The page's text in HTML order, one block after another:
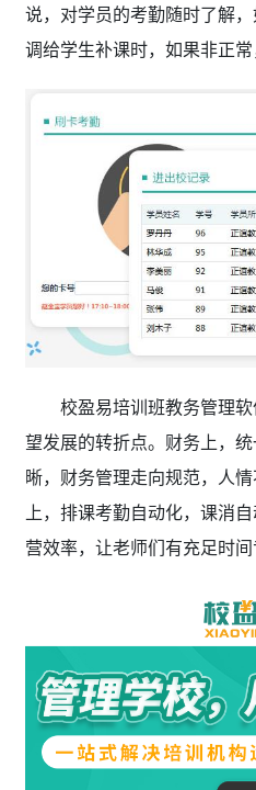
说，对学员的考勤随时了解
调给学生补课时，如果非正常
校盈易培训班教务管理
望发展的转折点。财务上，
晰，财务管理走向规范，人
上，排课考勤自动化，课消
营效率，让老师们有充足时